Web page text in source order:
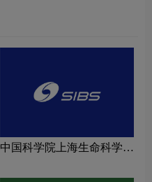
中国科学院上海生命科学研